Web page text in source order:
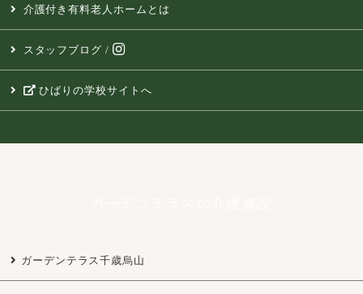
介護付き有料老人ホームとは
スタッフブログ /
ひばりの学校サイトへ
ガーデンテラス千歳烏山